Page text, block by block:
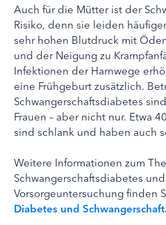
Auch für die Mütter ist der
Risiko, denn sie leiden
sehr hohen Blutdruck mit
und der Neigung zu
Infektionen der Harnwege
eine Frühgeburt zusätzlich.
Schwangerschaftsdiabetes
Frauen – aber nicht nur. Etwa
sind schlank und haben auch
Weitere Informationen zum
Schwangerschaftsdiabetes
Vorsorgeuntersuchung finden
Diabetes und Schwangerschaft.